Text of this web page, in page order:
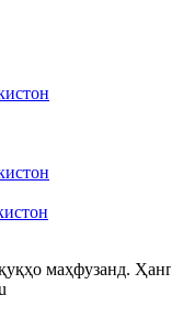
маҳфузанд.